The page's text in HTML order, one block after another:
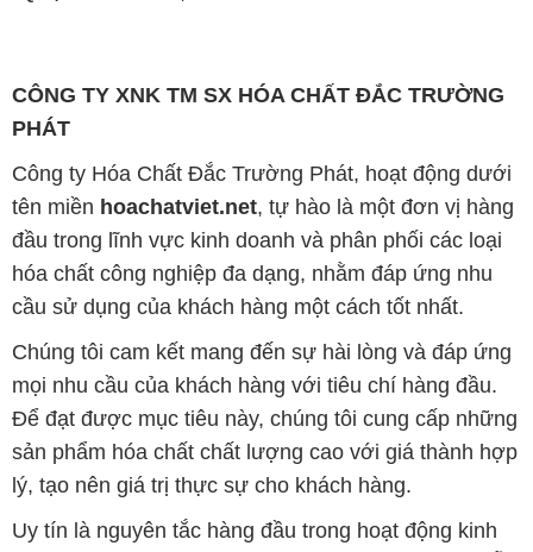
CÔNG TY XNK TM SX HÓA CHẤT ĐẮC TRƯỜNG
PHÁT
Công ty Hóa Chất Đắc Trường Phát, hoạt động dưới
tên miền hoachatviet.net, tự hào là một đơn vị hàng
đầu trong lĩnh vực kinh doanh và phân phối các loại
hóa chất công nghiệp đa dạng, nhằm đáp ứng nhu
cầu sử dụng của khách hàng một cách tốt nhất.
Chúng tôi cam kết mang đến sự hài lòng và đáp ứng
mọi nhu cầu của khách hàng với tiêu chí hàng đầu.
Để đạt được mục tiêu này, chúng tôi cung cấp những
sản phẩm hóa chất chất lượng cao với giá thành hợp
lý, tạo nên giá trị thực sự cho khách hàng.
Uy tín là nguyên tắc hàng đầu trong hoạt động kinh